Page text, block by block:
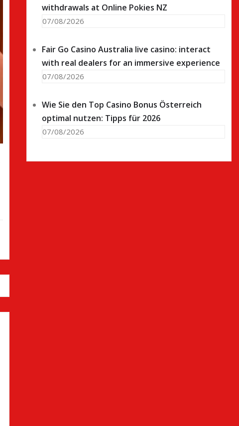
withdrawals at Online Pokies NZ
07/08/2026
Fair Go Casino Australia live casino: interact
with real dealers for an immersive experience
07/08/2026
Wie Sie den Top Casino Bonus Österreich
optimal nutzen: Tipps für 2026
07/08/2026